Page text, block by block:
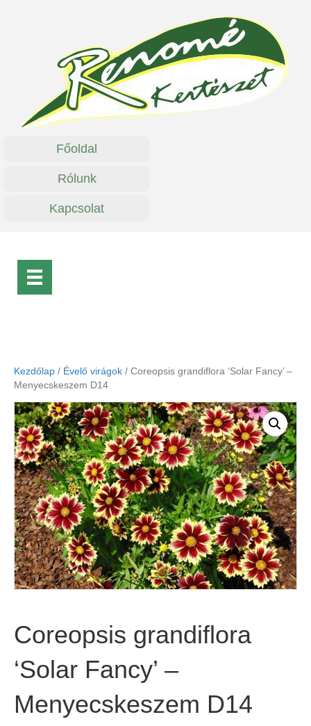
Főoldal
Rólunk
Kapcsolat
Kezdőlap / Évelő virágok / Coreopsis grandiflora ‘Solar Fancy’ –
Menyecskeszem D14
Coreopsis grandiflora
‘Solar Fancy’ –
Menyecskeszem D14